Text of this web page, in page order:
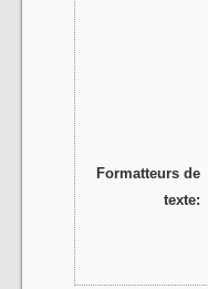
Formatteurs de
texte: